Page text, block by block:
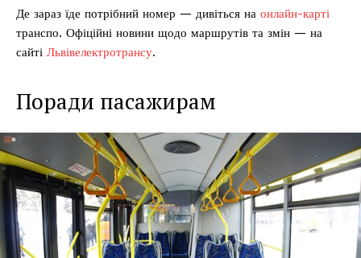
Де зараз їде потрібний номер — дивіться на онлайн-карті
транспо. Офіційні новини щодо маршрутів та змін — на
сайті Львівелектротрансу.
Поради пасажирам